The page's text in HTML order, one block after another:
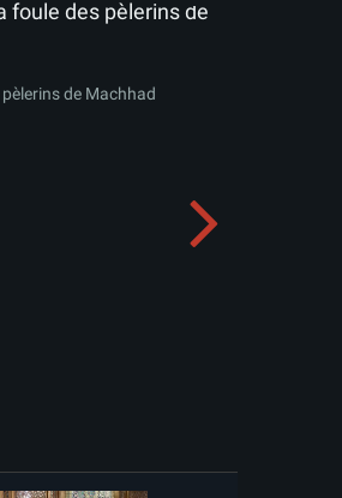
foule des pèlerins de
de Machhad